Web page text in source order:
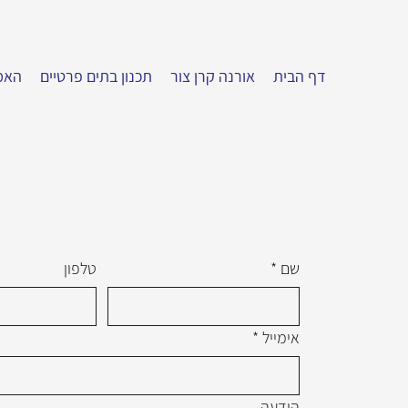
דף הבית אורנה קרן צור תכנון בתים פרטיים
שם * טלפון
אימייל *